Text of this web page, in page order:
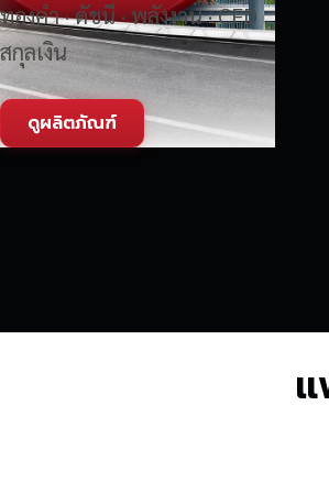
ทองคำ · ดัชนี · พลังงาน · CFD
สกุลเงิน
ดูผลิตภัณฑ์